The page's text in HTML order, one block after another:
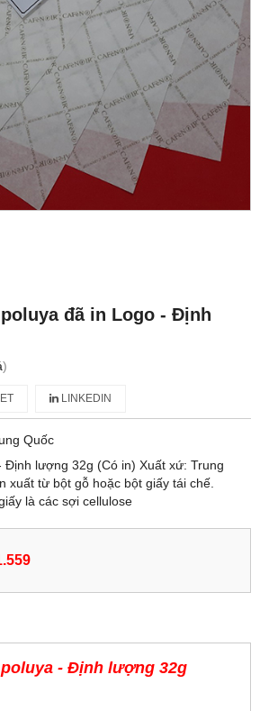
đã in Logo - Định
)
LINKEDIN
Quốc
Định lượng 32g (Có in) Xuất xứ: Trung
xuất từ bột gỗ hoặc bột giấy tái chế.
là các sợi cellulose
- Định lượng 32g